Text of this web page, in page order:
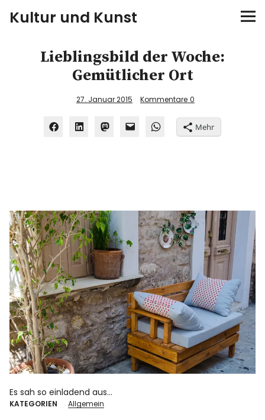
Kultur und Kunst
kultur & kunst
Ausstellungen
Bloggerreisen
Über mich
Lieblingsbild der Woche:
Gemütlicher Ort
27. Januar 2015 Kommentare 0
Mehr
Es sah so einladend aus…
KATEGORIEN Allgemein